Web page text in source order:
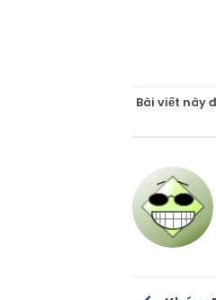
Bài viết này